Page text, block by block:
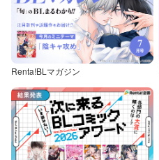
Renta!BLマガジン